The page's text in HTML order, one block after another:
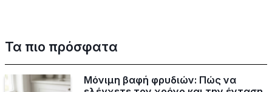
Τα πιο πρόσφατα
Μόνιμη βαφή φρυδιών: Πώς να